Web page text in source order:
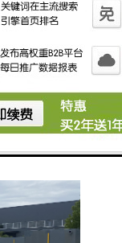
，设备的维护
行。